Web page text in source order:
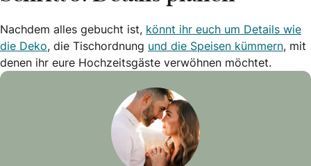
Nachdem alles gebucht ist, könnt ihr euch um Details wie
die Deko, die Tischordnung und die Speisen kümmern, mit
denen ihr eure Hochzeitsgäste verwöhnen möchtet.